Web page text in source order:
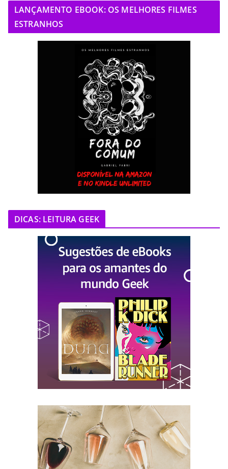
LANÇAMENTO EBOOK: OS MELHORES FILMES
ESTRANHOS
DICAS: LEITURA GEEK